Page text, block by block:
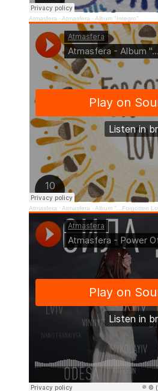
Atmasfera · Atmasfera - Album "Integro"
Atmasfera · Atmasfera - Album "...Forgotten